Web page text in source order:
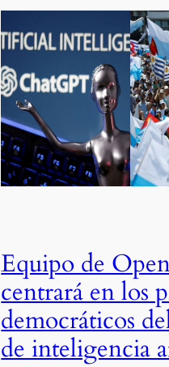
Equipo de
centrará en los
democráticos
de inteligencia